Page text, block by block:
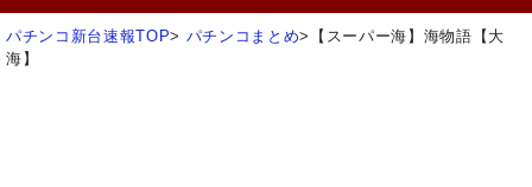
パチンコ新台速報TOP> パチンコまとめ>
【スーパー海】海物語【大
海】